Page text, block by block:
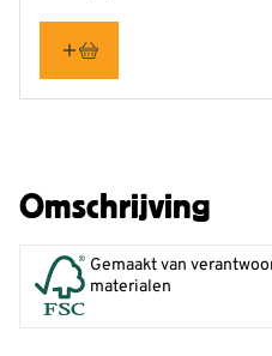
Omschrijving
Gemaakt van
materialen